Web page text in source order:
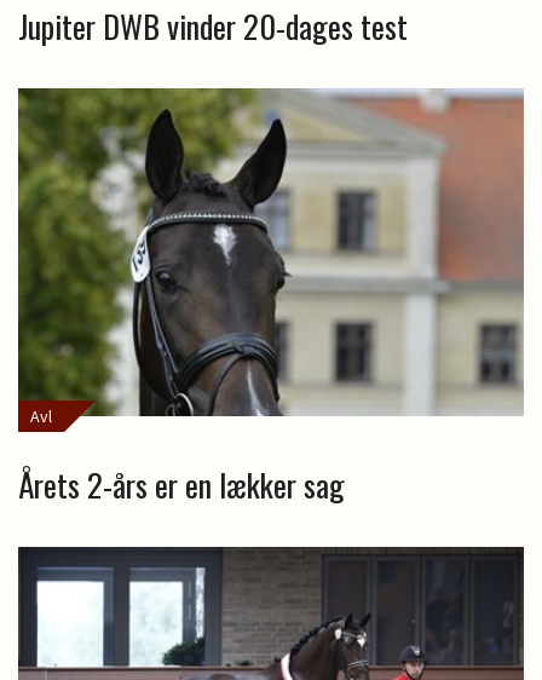
Jupiter DWB vinder 20-dages test
Avl
Årets 2-års er en lækker sag